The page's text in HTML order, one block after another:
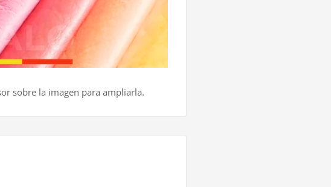
sobre la imagen para ampliarla.